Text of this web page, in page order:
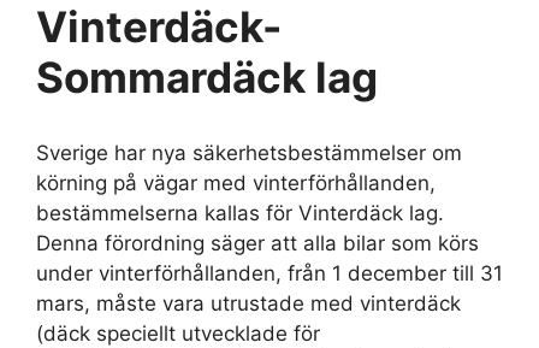
Vinterdäck-
Sommardäck lag
Sverige har nya säkerhetsbestämmelser om
körning på vägar med vinterförhållanden,
bestämmelserna kallas för Vinterdäck lag.
Denna förordning säger att alla bilar som körs
under vinterförhållanden, från 1 december till 31
mars, måste vara utrustade med vinterdäck
(däck speciellt utvecklade för